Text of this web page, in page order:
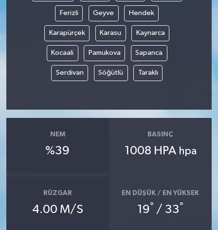
Ferizli Geyve Hendek
Karapürçek Karasu Kaynarca
Kocaali Pamukova Sapanca
Serdivan Söğütlü Taraklı
NEM
%39
BASINÇ
1008 HPA hpa
RÜZGAR
4.00 M/S
EN DÜŞÜK / EN YÜKSEK
19° / 33°